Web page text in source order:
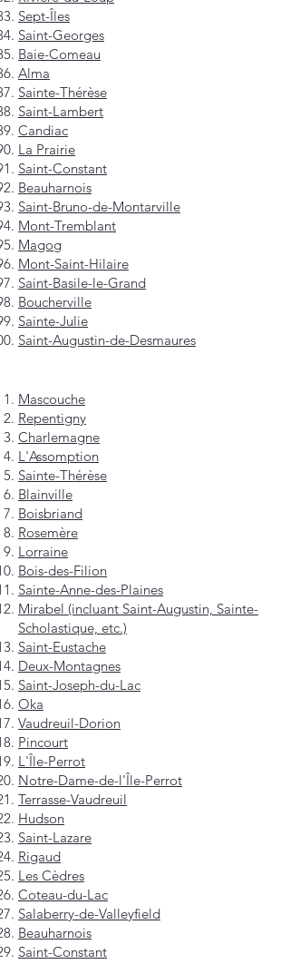
Sept-Îles
Saint-Georges
Baie-Comeau
Alma
Sainte-Thérèse
Saint-Lambert
Candiac
La Prairie
Saint-Constant
Beauharnois
Saint-Bruno-de-Montarville
Mont-Tremblant
Magog
Mont-Saint-Hilaire
Saint-Basile-le-Grand
Boucherville
Sainte-Julie
Saint-Augustin-de-Desmaures
Mascouche
Repentigny
Charlemagne
L'Assomption
Sainte-Thérèse
Blainville
Boisbriand
Rosemère
Lorraine
Bois-des-Filion
Sainte-Anne-des-Plaines
Mirabel (incluant Saint-Augustin, Sainte-
Scholastique, etc.)
Saint-Eustache
Deux-Montagnes
Saint-Joseph-du-Lac
Oka
Vaudreuil-Dorion
Pincourt
L'Île-Perrot
Notre-Dame-de-l'Île-Perrot
Terrasse-Vaudreuil
Hudson
Saint-Lazare
Rigaud
Les Cèdres
Coteau-du-Lac
Salaberry-de-Valleyfield
Beauharnois
Saint-Constant